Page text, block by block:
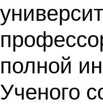
полной
Ученого